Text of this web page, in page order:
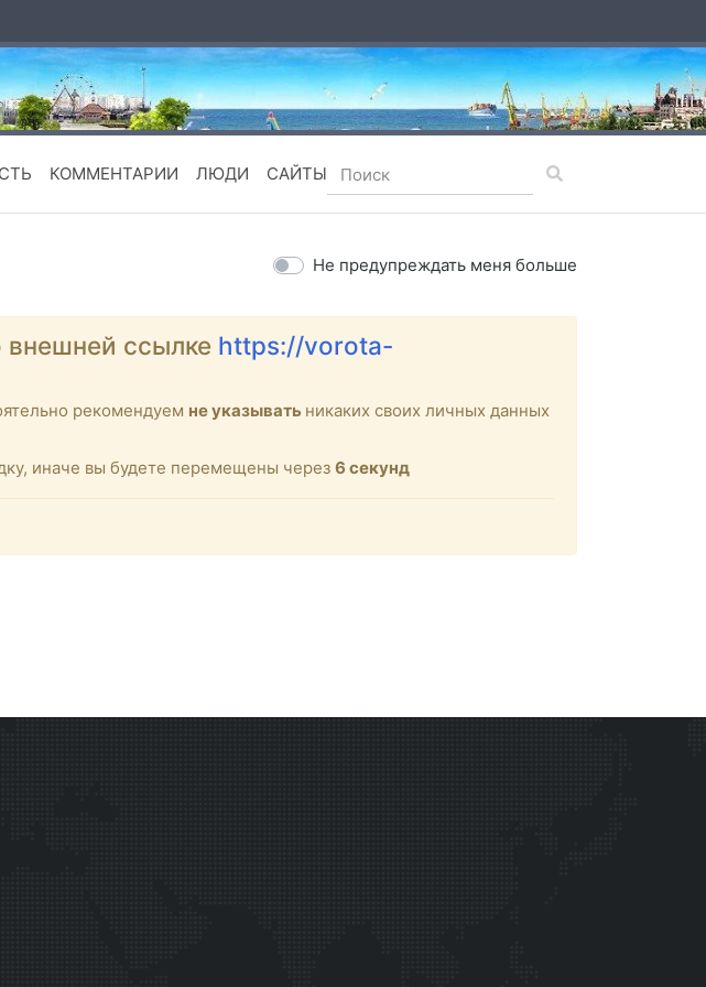
КОММЕНТАРИИ ЛЮДИ САЙТЫ
Не предупреждать меня больше
внешней ссылке https://vorota-
рекомендуем не указывать никаких своих личных данных
иначе вы будете перемещены через 6 секунд